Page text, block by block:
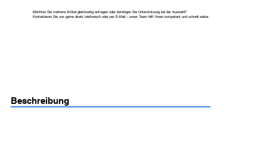
Möchten Sie mehrere Artikel gleichzeitig anfragen oder benötigen Sie Unterstützung bei der Auswahl?
Kontaktieren Sie uns gerne direkt telefonisch oder per E-Mail – unser Team hilft Ihnen kompetent und schnell weiter.
Beschreibung